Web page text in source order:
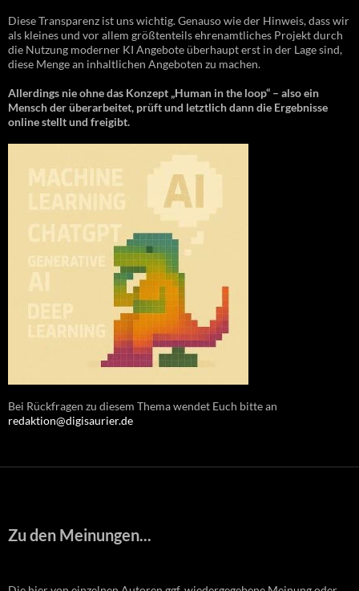
Diese Transparenz ist uns wichtig. Genauso wie der Hinweis, dass wir
als kleines und vor allem größtenteils ehrenamtliches Projekt durch
die Nutzung moderner KI Angebote überhaupt erst in der Lage sind,
diese Menge an inhaltlichen Angeboten zu machen.
Allerdings nie ohne das Konzept „Human in the loop“ – also ein
Mensch der überarbeitet, prüft und letztlich dann die Ergebnisse
online stellt und freigibt.
Bei Rückfragen zu diesem Thema wendet Euch bitte an
redaktion@digisaurier.de
Zu den Meinungen...